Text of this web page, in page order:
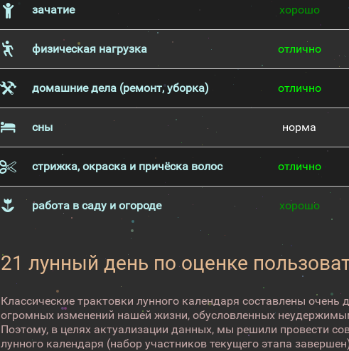
зачатие хорошо
физическая нагрузка отлично
домашние дела (ремонт, уборка) отлично
сны норма
стрижка, окраска и причёска волос отлично
работа в саду и огороде хорошо
21 лунный день по оценке
Классические трактовки лунного календаря составлены очень
огромных изменений нашей жизни, обусловленных
Поэтому, в целях актуализации данных, мы решили провести
лунного календаря (набор участников текущего этапа